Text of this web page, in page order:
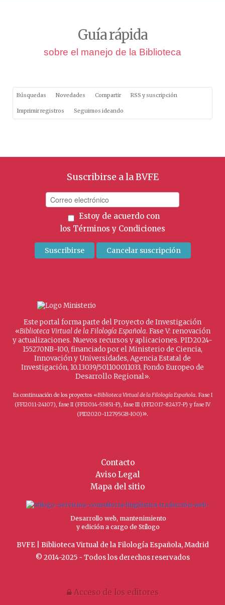
Guía rápida
sobre el manejo de la Biblioteca
Búsquedas Novedades Compartir RSS y suscripción
Imprimir registros Seguimos ideando
Suscribirse a la BVFE
Estoy de acuerdo con
los Términos y Condiciones
Este portal forma parte del Proyecto de Investigación
«Biblioteca Virtual de la Filología Española. Fase V: renovación
y actualizaciones. Nuevos recursos y aplicaciones. PID2024-
155270NB-I00, financiado por el Ministerio de Ciencia,
Innovación y Universidades, Agencia Estatal de
Investigación, 10.13039/501100011033, Fondo Europeo de
Desarrollo Regional».
Es continuación de los proyectos «Biblioteca Virtual de la Filología Española. Fase I
(FFI2011-24107), fase II (FFI2014-53851-P), fase III (FFI2017-82437-P) y fase IV
(PID2020-112795GB-I00)».
Contacto
Aviso Legal
Mapa del sitio
Desarrollo web, mantenimiento
y edición a cargo de Stílogo
BVFE | Biblioteca Virtual de la Filología Española, Madrid
© 2014-2025 - Todos los derechos reservados
Acceso de los editores